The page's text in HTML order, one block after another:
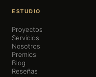
ESTUDIO
Proyectos
Servicios
Nosotros
Premios
Blog
Reseñas